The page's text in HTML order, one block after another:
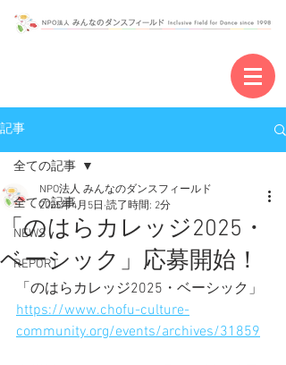
記事
全ての記事
NEWS
REPORT
全ての記事
「のはらカレッジ2025・
ベーシック」応募開始！
NPO法人 みんなのダンスフィールド
2025年4月5日 読了時間: 2分
「 のはらカレッジ2025・ベーシック 」
https://www.chofu-culture-
community.org/events/archives/31859